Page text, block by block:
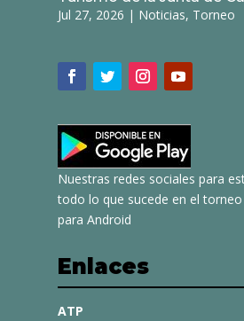
Jul 27, 2026 | Noticias, Torneo
Nuestras redes sociales para
todo lo que sucede en el
para Android
Enlaces
ATP